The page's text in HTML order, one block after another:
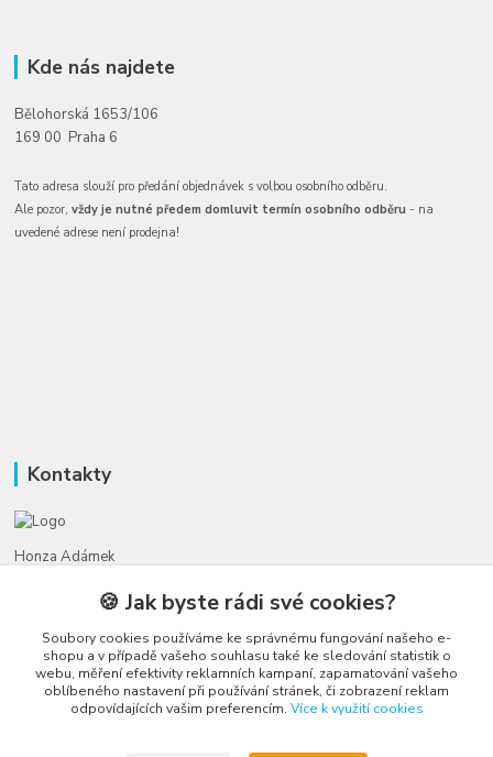
Kde nás najdete
Bělohorská 1653/106
169 00 Praha 6
Tato adresa slouží pro předání objednávek s volbou osobního odběru.
Ale pozor,vždy je nutné předem domluvit termín osobního odběru - na
uvedené adrese není prodejna!
Kontakty
Honza Adámek
(Po-Ne, 9-21 hod.)
honza@autahracky.cz
🍪 Jak byste rádi své cookies?
Soubory cookies používáme ke správnému fungování našeho e-
shopu a v případě vašeho souhlasu také ke sledování statistik o
webu, měření efektivity reklamních kampaní, zapamatování vašeho
oblíbeného nastavení při používání stránek, či zobrazení reklam
odpovídajících vašim preferencím. Více k využití cookies